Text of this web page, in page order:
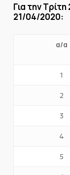
Για την
21/04/2020:
α/α
1
2
3
4
5